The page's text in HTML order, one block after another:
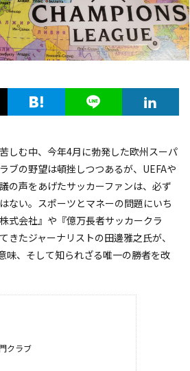
しむ中、今年4月に勃発した欧州スーパ
ブの野望は頓挫しつつあるが、UEFAや
の声をあげたサッカーファンは、必ず
ない。スポーツとマネーの問題にいち
式会社』や『億万長者サッカークラ
きたジャーナリストの田邊雅之氏が、
味、そして知られざる唯一の勝者を改
クラブ